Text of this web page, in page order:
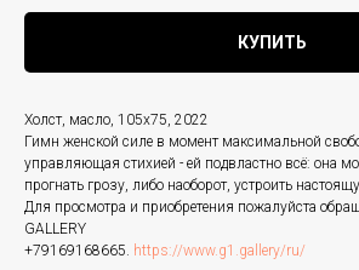
КУПИТЬ
Холст, масло, 105х75, 2022
Гимн женской силе в момент максимальной
управляющая стихией - ей подвластно всё: она
прогнать грозу, либо наоборот, устроить
Для просмотра и приобретения пожалуйста
GALLERY
+79169168665. https://www.g1.gallery/ru/